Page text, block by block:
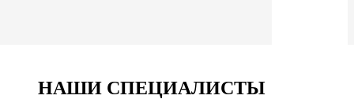
НАШИ СПЕЦИАЛИСТЫ